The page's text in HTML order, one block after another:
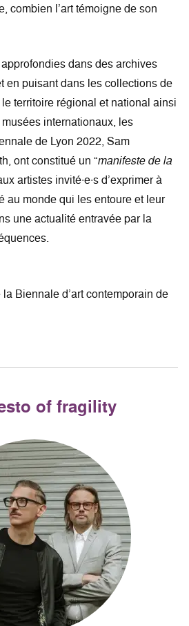
combien l’art témoigne de son
dans des archives
en puisant dans les collections de
territoire régional et national ainsi
internationaux, les
de Lyon 2022, Sam
ont constitué un “manifeste de la
artistes invité∙e∙s d’exprimer à
au monde qui les entoure et leur
une actualité entravée par la
Biennale d’art contemporain de
of fragility